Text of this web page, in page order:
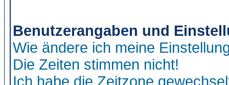
Benutzerangaben und
Wie ändere ich meine
Die Zeiten stimmen nicht!
Ich habe die Zeitzone